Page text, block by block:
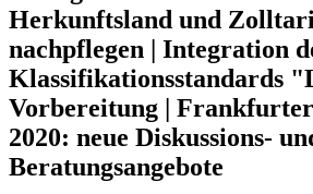
Herkunftsland und
nachpflegen | Integration
Klassifikationsstandards
Vorbereitung | Frankfurter
2020: neue Diskussions-
Beratungsangebote